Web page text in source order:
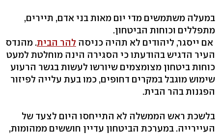
במעלה משתמשים מדי יום מאות בני אדם, תיירים,
מתפללים וכוחות הביטחון.
אם ייסגר, ליהודים לא תהיה כניסה להר הבית. מהנדס
העיר הדגיש בהודעתו כי הסגירה הינה מוחלטת למעט
כוחות ביטחון מצומצמים שיורשו לעשות בגשר הרעוע
שימוש מוגבל במקרים דחופים, כמו בעת עלייה לפיזור
הפגנות בהר הבית.
בלשכת ראש הממשלה לא התייחסו היום לצעד של
העיירייה. במערכת הביטחון עדיין חוששים ממהומות,